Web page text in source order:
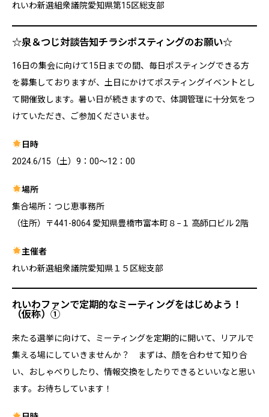
れいわ新選組衆議院愛知県第15区総支部
☆泉＆つじ対談告知チラシポスティングのお願い☆
16日の集会に向けて15日までの間、毎日ポスティングできる方
を募集しておりますが、土日にかけてポスティングイベントとし
て開催致します。暑い日が続きますので、体調管理に十分気をつ
けていただき、ご参加くださいませ。
日時
2024.6/15（土）9：00～12：00
場所
集合場所：つじ恵事務所
（住所）〒441-8064 愛知県豊橋市富本町８−１ 高師口ビル 2階
主催者
れいわ新選組衆議院愛知県１５区総支部
れいわファンで定期的なミーティングをはじめよう！
（仮称）①
来たる選挙に向けて、ミーティングを定期的に開いて、リアルで
集える場にしていきませんか？ まずは、顔を合わせて知り合
い、おしゃべりしたり、情報交換をしたりできるといいなと思い
ます。お待ちしています！